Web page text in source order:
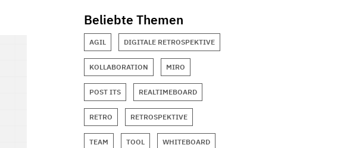
Beliebte Themen
AGIL DIGITALE RETROSPEKTIVE
KOLLABORATION MIRO
POST ITS REALTIMEBOARD
RETRO RETROSPEKTIVE
TEAM TOOL WHITEBOARD